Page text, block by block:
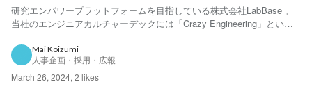
Engineering」に込めた想いを語る
研究エンパワープラットフォームを目指している株式会社LabBase 。
当社のエンジニアカルチャーデックには「Crazy Engineering」という
策定したCTOの佐々木に、その想いを伺いました。 研究者も、エンジ
ニアもCrazy...
Mai Koizumi
人事企画・採用・広報
March 26, 2024, 2 likes